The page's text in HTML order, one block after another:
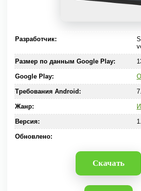
Разработчик:
Размер по данным Google Play:
Google Play:
Требования Android:
Жанр:
Версия:
Обновлено:
Скачать